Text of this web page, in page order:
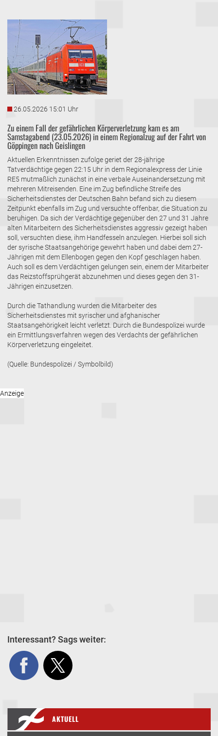
26.05.2026 15:01 Uhr
Zu einem Fall der gefährlichen Körperverletzung kam es am
Samstagabend (23.05.2026) in einem Regionalzug auf der Fahrt von
Göppingen nach Geislingen
Aktuellen Erkenntnissen zufolge geriet der 28-jährige
Tatverdächtige gegen 22:15 Uhr in dem Regionalexpress der Linie
RE5 mutmaßlich zunächst in eine verbale Auseinandersetzung mit
mehreren Mitreisenden. Eine im Zug befindliche Streife des
Sicherheitsdienstes der Deutschen Bahn befand sich zu diesem
Zeitpunkt ebenfalls im Zug und versuchte offenbar, die Situation zu
beruhigen. Da sich der Verdächtige gegenüber den 27 und 31 Jahre
alten Mitarbeitern des Sicherheitsdienstes aggressiv gezeigt haben
soll, versuchten diese, ihm Handfesseln anzulegen. Hierbei soll sich
der syrische Staatsangehörige gewehrt haben und dabei dem 27-
Jährigen mit dem Ellenbogen gegen den Kopf geschlagen haben.
Auch soll es dem Verdächtigen gelungen sein, einem der Mitarbeiter
das Reizstoffsprühgerät abzunehmen und dieses gegen den 31-
Jährigen einzusetzen.
Durch die Tathandlung wurden die Mitarbeiter des
Sicherheitsdienstes mit syrischer und afghanischer
Staatsangehörigkeit leicht verletzt. Durch die Bundespolizei wurde
ein Ermittlungsverfahren wegen des Verdachts der gefährlichen
Körperverletzung eingeleitet.
(Quelle: Bundespolizei / Symbolbild)
Interessant? Sags weiter:
AKTUELL